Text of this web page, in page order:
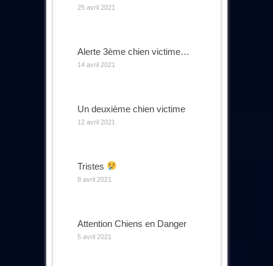
25 avril 2021
Alerte 3ème chien victime…
14 avril 2021
Un deuxième chien victime
12 avril 2021
Tristes
8 avril 2021
Attention Chiens en Danger
5 avril 2021